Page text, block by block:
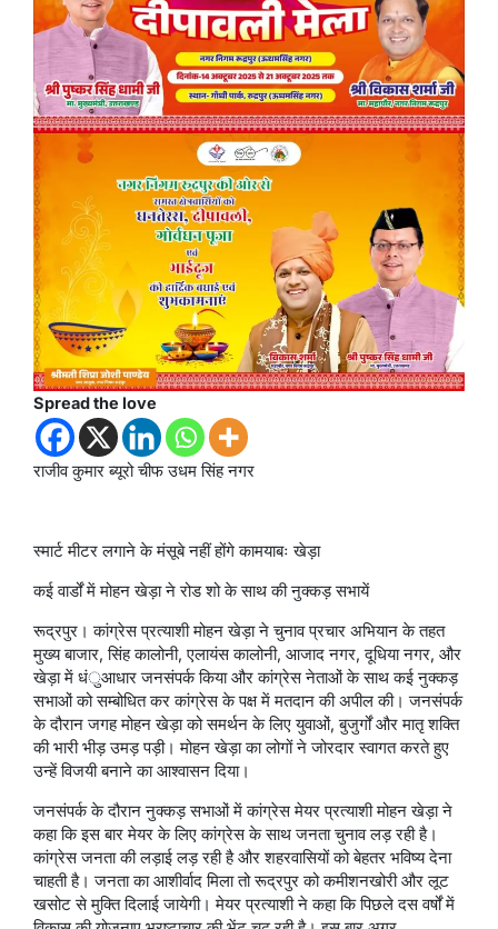
Spread the love
राजीव कुमार ब्यूरो चीफ उधम सिंह नगर
स्मार्ट मीटर लगाने के मंसूबे नहीं होंगे कामयाबः खेड़ा
कई वार्डों में मोहन खेड़ा ने रोड शो के साथ की नुक्कड़ सभायें
रूद्रपुर। कांग्रेस प्रत्याशी मोहन खेड़ा ने चुनाव प्रचार अभियान के तहत
मुख्य बाजार, सिंह कालोनी, एलायंस कालोनी, आजाद नगर, दूधिया नगर, और
खेड़ा में धंुआधार जनसंपर्क किया और कांग्रेस नेताओं के साथ कई नुक्कड़
सभाओं को सम्बोधित कर कांग्रेस के पक्ष में मतदान की अपील की। जनसंपर्क
के दौरान जगह मोहन खेड़ा को समर्थन के लिए युवाओं, बुजुर्गों और मातृ शक्ति
की भारी भीड़ उमड़ पड़ी। मोहन खेड़ा का लोगों ने जोरदार स्वागत करते हुए
उन्हें विजयी बनाने का आश्वासन दिया।
जनसंपर्क के दौरान नुक्कड़ सभाओं में कांग्रेस मेयर प्रत्याशी मोहन खेड़ा ने
कहा कि इस बार मेयर के लिए कांग्रेस के साथ जनता चुनाव लड़ रही है।
कांग्रेस जनता की लड़ाई लड़ रही है और शहरवासियों को बेहतर भविष्य देना
चाहती है। जनता का आशीर्वाद मिला तो रूद्रपुर को कमीशनखोरी और लूट
खसोट से मुक्ति दिलाई जायेगी। मेयर प्रत्याशी ने कहा कि पिछले दस वर्षों में